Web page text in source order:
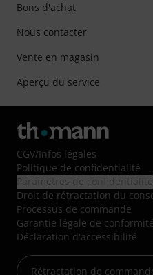
Bons d'achat
Nous contacter
Vente en magasin
Aperçu du service
CGV/Infos légales
Politique de confidentialité
Droit de rétractation du
Processus de commande
Garantie légale de conformité
Déclaration d'accessibilité
Rétractation de